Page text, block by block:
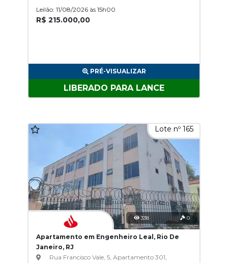
Leilão: 11/08/2026 às 15h00
R$ 215.000,00
PRÉ-VISUALIZAR
LIBERADO PARA LANCE
Lote nº 165
338 0
Apartamento em Engenheiro Leal, Rio De
Janeiro, RJ
Rua Francisco Vale, 5, Apartamento 301,